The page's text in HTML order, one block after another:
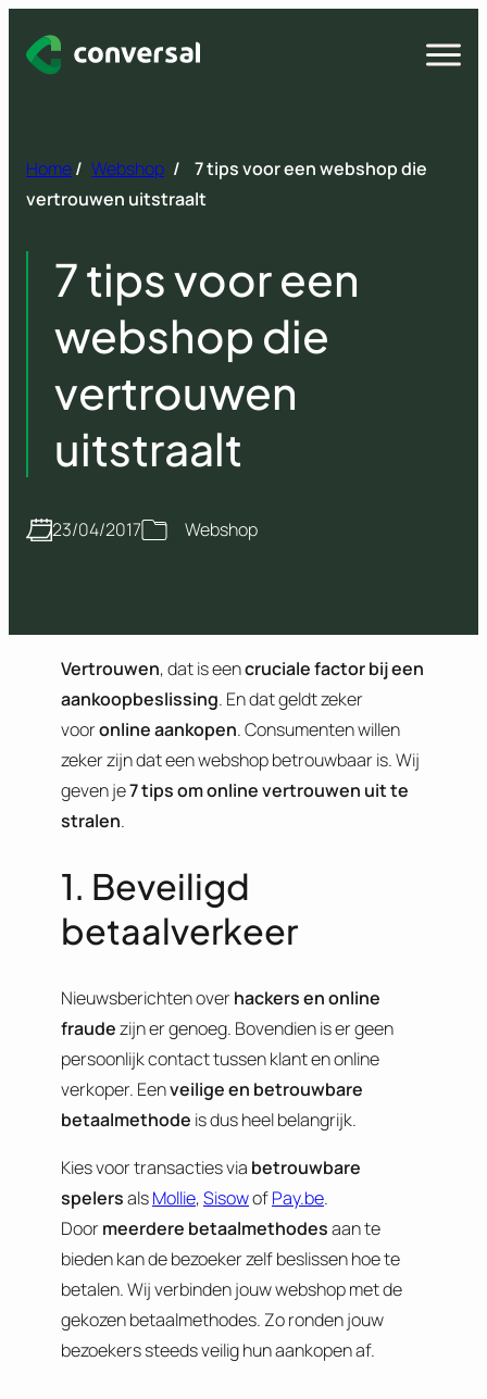
naar
Open
Home/ Webshop /
7 tips voor een webshop die
vertrouwen uitstraalt
7 tips voor een
webshop die
vertrouwen
uitstraalt
23/04/2017 Webshop
Vertrouwen, dat is eencruciale factor bij een
aankoopbeslissing. En dat geldt zeker
vooronline aankopen. Consumenten willen
zeker zijn dat een webshop betrouwbaar is. Wij
geven je7 tips om online vertrouwen uit te
stralen.
1. Beveiligd
betaalverkeer
Nieuwsberichten overhackers en online
fraudezijn er genoeg. Bovendien is er geen
persoonlijk contact tussen klant en online
verkoper. Eenveilige en betrouwbare
betaalmethode is dus heel belangrijk.
Kies voor transacties via betrouwbare
spelersalsMollie,SisowofPay.be.
Doormeerdere betaalmethodesaan te
bieden kan de bezoeker zelf beslissen hoe te
betalen. Wij verbinden jouw webshop met de
gekozen betaalmethodes. Zo ronden jouw
bezoekers steeds veilig hun aankopen af.